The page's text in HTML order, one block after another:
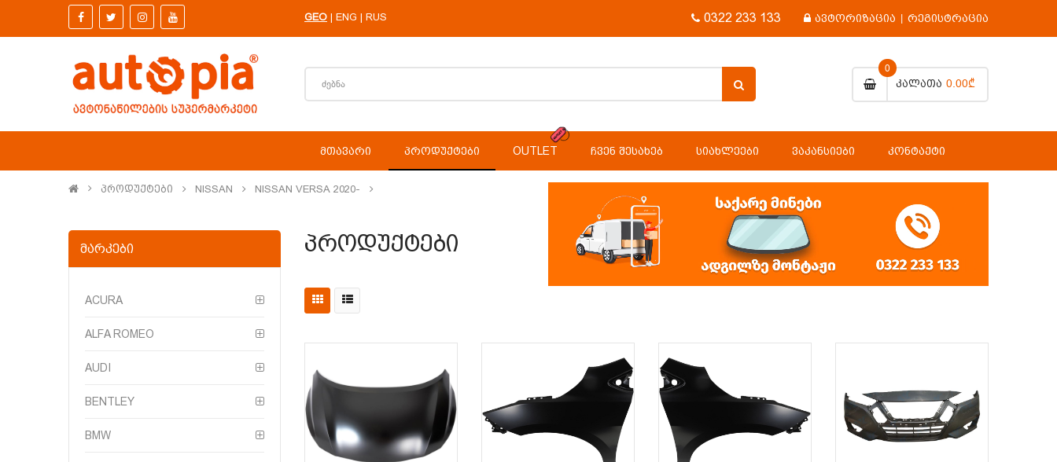
GEO | ENG | RUS 0322 233 133 ავტორიზაცია | რეგისტრაცია
Კალათა
0
0.00₾
ᲛᲗᲐᲕᲐᲠᲘ ᲞᲠᲝᲓᲣᲥᲢᲔᲑᲘ OUTLET ᲩᲕᲔᲜ ᲨᲔᲡᲐᲮᲔᲑ ᲡᲘᲐᲮᲚᲔᲔᲑᲘ ᲕᲐᲙᲐᲜᲡᲘᲔᲑᲘ ᲙᲝᲜᲢᲐᲥᲢᲘ
Პროდუქტები NISSAN NISSAN VERSA 2020-
ᲛᲐᲠᲙᲔᲑᲘ
ACURA
ALFA ROMEO
AUDI
BENTLEY
BMW
Პროდუქტები